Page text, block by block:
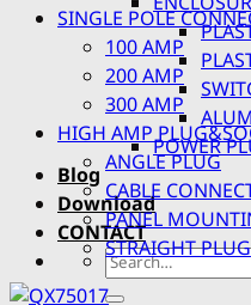
POWER
Blog
Download
CONTACT
Search
for:
SINGLE POLE
100 AMP
200 AMP
300 AMP
HIGH AMP
ANGLE PLUG
CABLE
PANEL
STRAIGHT PLUG